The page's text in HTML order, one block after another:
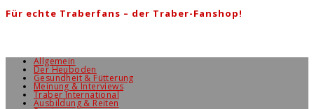
Für echte Traberfans – der Traber-Fanshop!
Allgemein
Der Heuboden
Gesundheit & Fütterung
Meinung & Interviews
Traber International
Ausbildung & Reiten